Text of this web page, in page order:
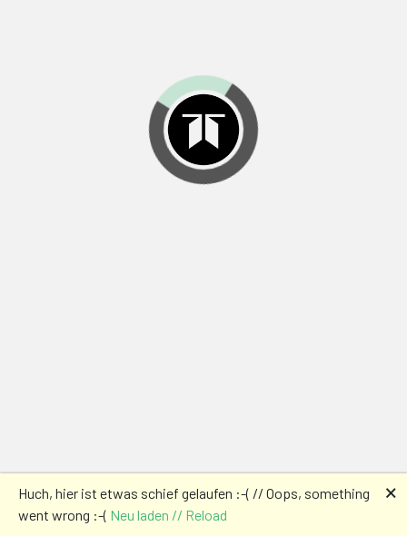
Huch, hier ist etwas schief gelaufen :-( // Oops, something
went wrong :-( Neu laden // Reload
🗙